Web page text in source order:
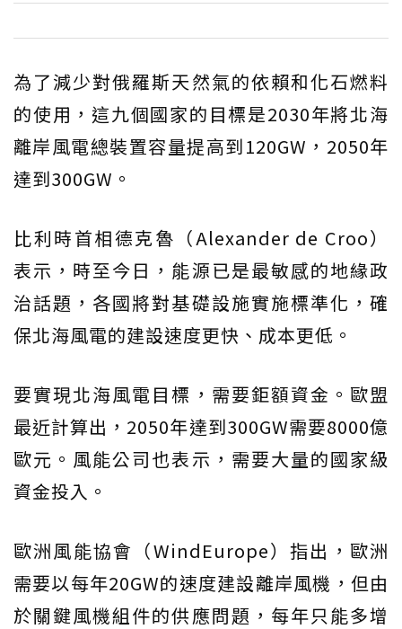
為了減少對俄羅斯天然氣的依賴和化石燃料
的使用，這九個國家的目標是2030年將北海
離岸風電總裝置容量提高到120GW，2050年
達到300GW。
比利時首相德克魯（Alexander de Croo）
表示，時至今日，能源已是最敏感的地緣政
治話題，各國將對基礎設施實施標準化，確
保北海風電的建設速度更快、成本更低。
要實現北海風電目標，需要鉅額資金。歐盟
最近計算出，2050年達到300GW需要8000億
歐元。風能公司也表示，需要大量的國家級
資金投入。
歐洲風能協會（WindEurope）指出，歐洲
需要以每年20GW的速度建設離岸風機，但由
於關鍵風機組件的供應問題，每年只能多增